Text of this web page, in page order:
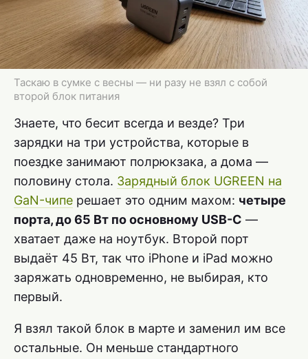
Таскаю в сумке с весны — ни разу не взял с собой
второй блок питания
Знаете, что бесит всегда и везде? Три
зарядки на три устройства, которые в
поездке занимают полрюкзака, а дома —
половину стола. Зарядный блок UGREEN на
GaN-чипе решает это одним махом: четыре
порта, до 65 Вт по основному USB-C —
хватает даже на ноутбук. Второй порт
выдаёт 45 Вт, так что iPhone и iPad можно
заряжать одновременно, не выбирая, кто
первый.
Я взял такой блок в марте и заменил им все
остальные. Он меньше стандартного